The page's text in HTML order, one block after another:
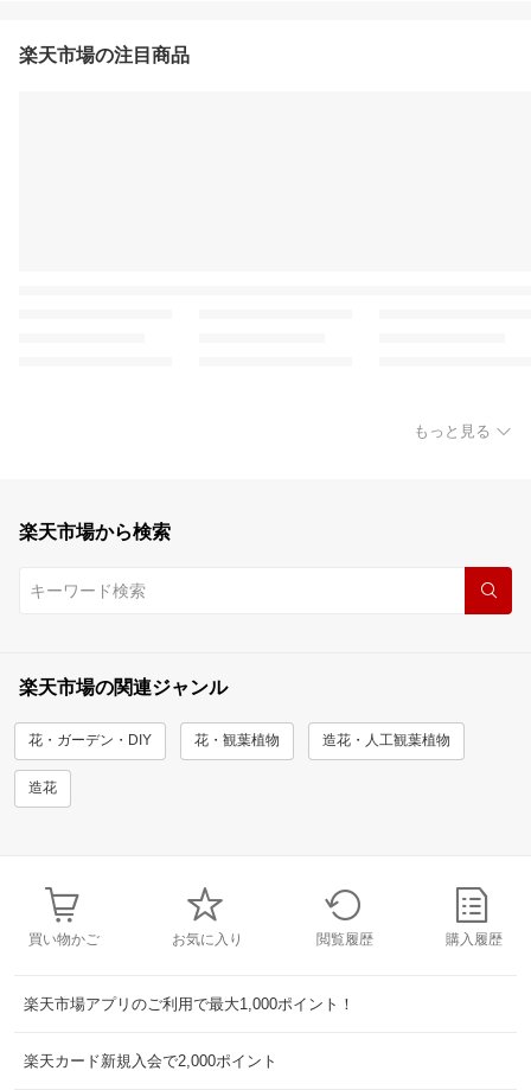
楽天市場の注目商品
もっと見る
楽天市場から検索
楽天市場の関連ジャンル
花・ガーデン・DIY 花・観葉植物 造花・人工観葉植物
造花
買い物かご お気に入り 閲覧履歴 購入履歴
楽天市場アプリのご利用で最大1,000ポイント！
楽天カード新規入会で2,000ポイント